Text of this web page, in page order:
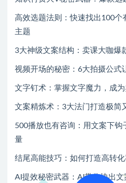
高效选题法则：快速找出100个
主题
3大神级文案结构：卖课大咖爆
视频开场的秘密：6大拍摄公式
文字钉术：掌握文字魔力，成
文案精炼术：3大法门打造极简
500播放也有咨询：用文案下钩
量
结尾高能技巧：如何打造高转
AI提效秘密武器：AI带你快出文